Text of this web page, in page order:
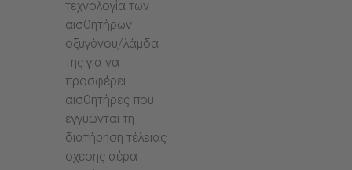
τεχνολογία των
αισθητήρων
οξυγόνου/λάμδα
της για να
προσφέρει
αισθητήρες που
εγγυώνται τη
διατήρηση τέλειας
σχέσης αέρα-